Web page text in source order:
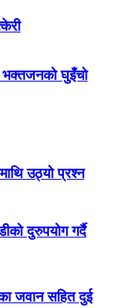
भक्तजनको घुइँचो
उठ्यो प्रश्न
दुरुपयोग गर्दै
जवान सहित दुई